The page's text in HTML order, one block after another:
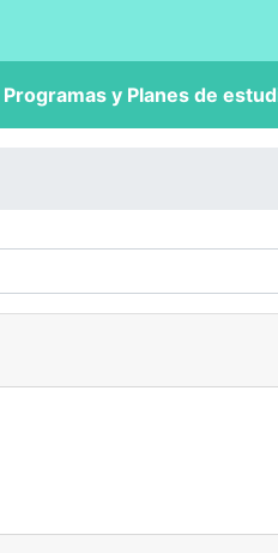
Programas y Planes de